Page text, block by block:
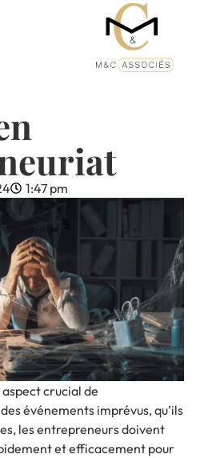
1:47 pm
crucial de
événements imprévus, qu’ils
les entrepreneurs doivent
et efficacement pour